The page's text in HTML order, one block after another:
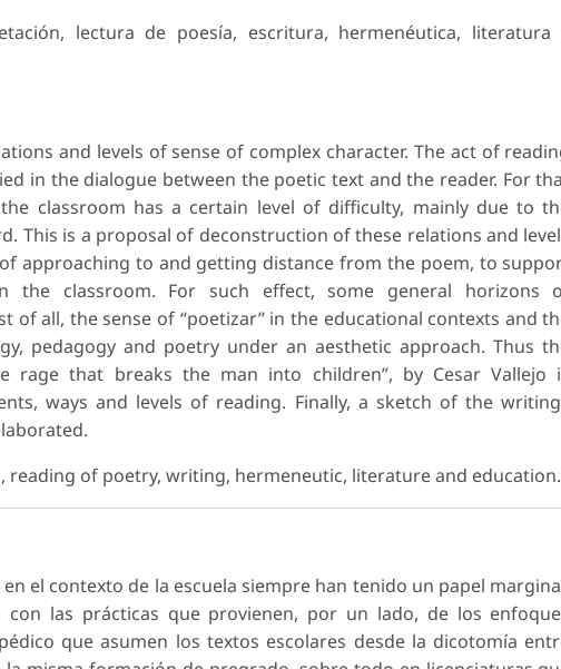
lectura de poesía, escritura, hermenéutica, literatura
and levels of sense of complex character. The act of
in the dialogue between the poetic text and the reader. For
classroom has a certain level of difficulty, mainly due to
This is a proposal of deconstruction of these relations and
approaching to and getting distance from the poem, to
classroom. For such effect, some general horizons
of all, the sense of “poetizar” in the educational contexts and
pedagogy and poetry under an aesthetic approach. Thus
rage that breaks the man into children”, by Cesar Vallejo
ways and levels of reading. Finally, a sketch of the
reading of poetry, writing, hermeneutic, literature and education.
el contexto de la escuela siempre han tenido un papel
con las prácticas que provienen, por un lado, de los
que asumen los textos escolares desde la dicotomía